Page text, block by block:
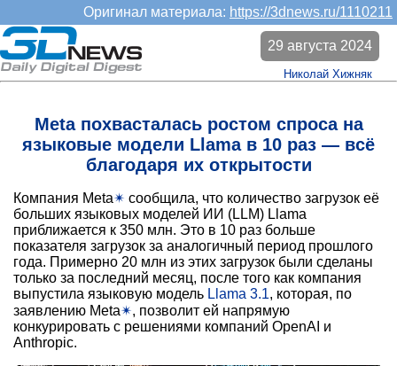
Оригинал материала: https://3dnews.ru/1110211
Meta похвасталась ростом спроса на
языковые модели Llama в 10 раз — всё
благодаря их открытости
29 августа 2024
Николай Хижняк
Компания Meta✴ сообщила, что количество загрузок её
больших языковых моделей ИИ (LLM) Llama
приближается к 350 млн. Это в 10 раз больше
показателя загрузок за аналогичный период прошлого
года. Примерно 20 млн из этих загрузок были сделаны
только за последний месяц, после того как компания
выпустила языковую модель Llama 3.1, которая, по
заявлению Meta✴, позволит ей напрямую
конкурировать с решениями компаний OpenAI и
Anthropic.